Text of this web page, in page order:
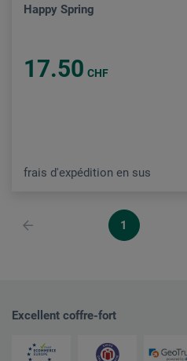
Happy Spring
17.50 CHF
frais d'expédition en sus
1
Excellent coffre-fort